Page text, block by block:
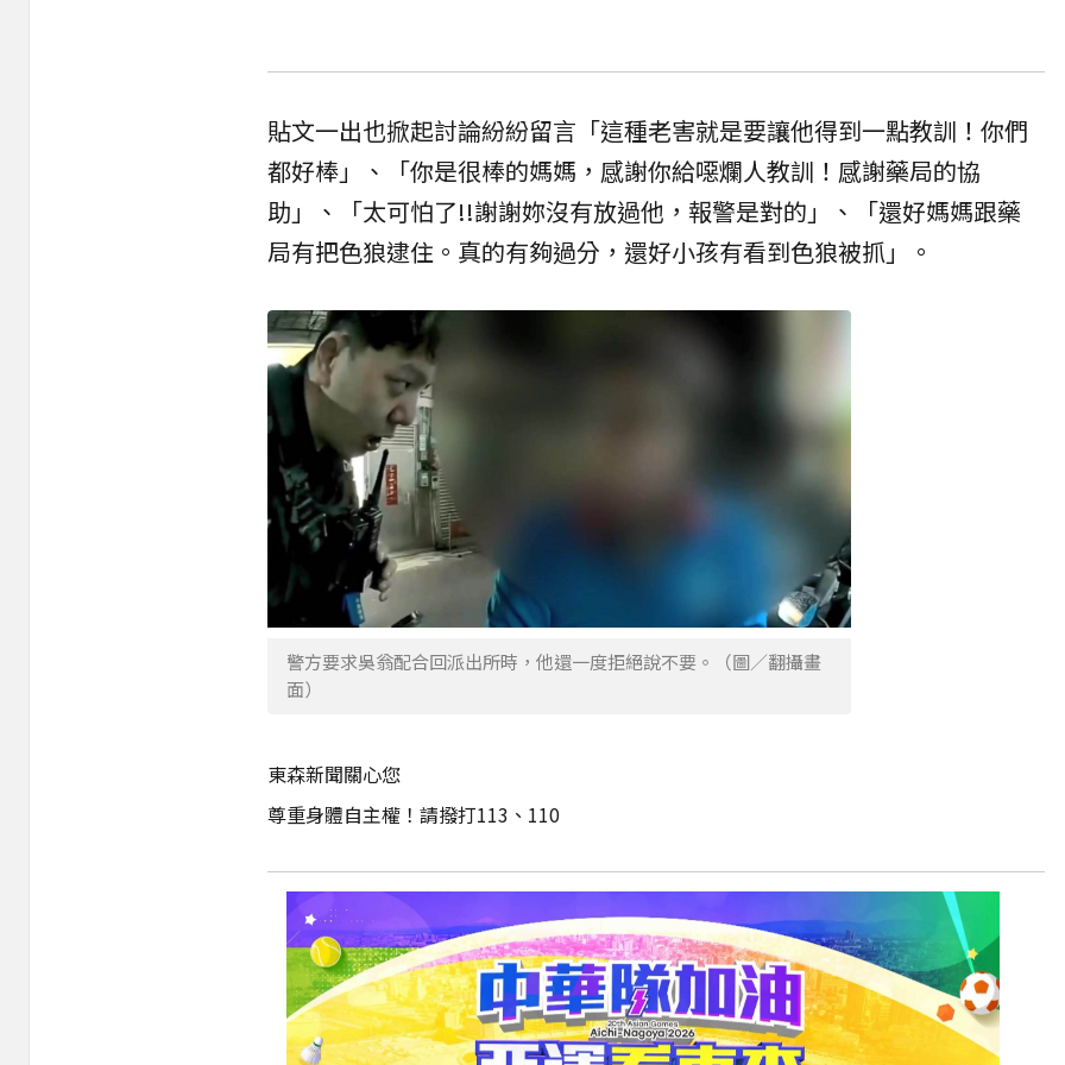
貼文一出也掀起討論紛紛留言「這種老害就是要讓他得到一點教訓！你們
都好棒」、「你是很棒的媽媽，感謝你給噁爛人教訓！感謝藥局的協
助」、「太可怕了!!謝謝妳沒有放過他，報警是對的」、「還好媽媽跟藥
局有把色狼逮住。真的有夠過分，還好小孩有看到色狼被抓」。
警方要求吳翁配合回派出所時，他還一度拒絕說不要。（圖／翻攝畫
面）
東森新聞關心您
尊重身體自主權！請撥打113、110